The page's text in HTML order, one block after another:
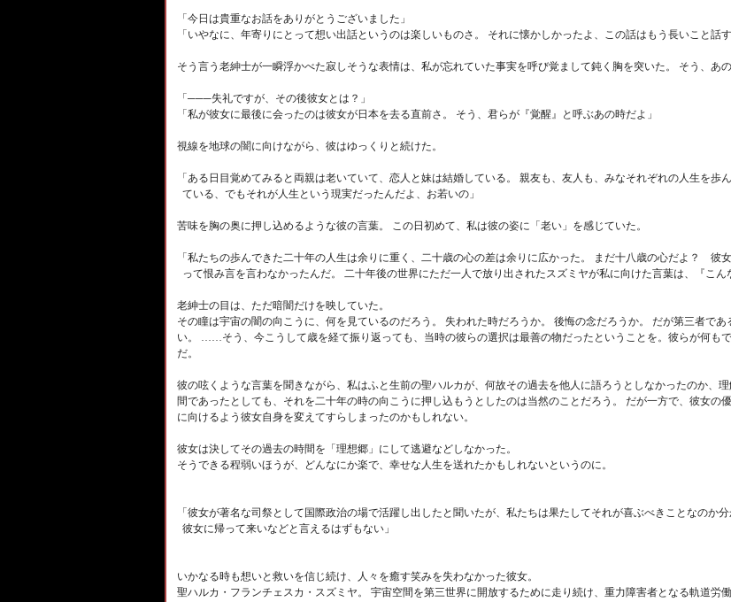
「今日は貴重なお話をありがとうございました」
「いやなに、年寄りにとって想い出話というのは楽しいものさ。 それに懐かしかったよ、この話はもう長いこと話
そう言う老紳士が一瞬浮かべた寂しそうな表情は、私が忘れていた事実を呼び覚まして鈍く胸を突いた。 そう、あ
「───失礼ですが、その後彼女とは？」
「私が彼女に最後に会ったのは彼女が日本を去る直前さ。 そう、君らが『覚醒』と呼ぶあの時だよ」
視線を地球の闇に向けながら、彼はゆっくりと続けた。
「ある日目覚めてみると両親は老いていて、恋人と妹は結婚している。 親友も、友人も、みなそれぞれの人生を
ている、でもそれが人生という現実だったんだよ、お若いの」
苦味を胸の奥に押し込めるような彼の言葉。 この日初めて、私は彼の姿に「老い」を感じていた。
「私たちの歩んできた二十年の人生は余りに重く、二十歳の心の差は余りに広かった。 まだ十八歳の心だよ？
って恨み言を言わなかったんだ。 二十年後の世界にただ一人で放り出されたスズミヤが私に向けた言葉は、『こん
老紳士の目は、ただ暗闇だけを映していた。
その瞳は宇宙の闇の向こうに、何を見ているのだろう。 失われた時だろうか。 後悔の念だろうか。 だが第三者で
い。 ……そう、今こうして歳を経て振り返っても、当時の彼らの選択は最善の物だったということを。彼らが何も
だ。
彼の呟くような言葉を聞きながら、私はふと生前の聖ハルカが、何故その過去を他人に語ろうとしなかったのか、
間であったとしても、それを二十年の時の向こうに押し込もうとしたのは当然のことだろう。 だが一方で、彼女
に向けるよう彼女自身を変えてすらしまったのかもしれない。
彼女は決してその過去の時間を「理想郷」にして逃避などしなかった。
そうできる程弱いほうが、どんなにか楽で、幸せな人生を送れたかもしれないというのに。
「彼女が著名な司祭として国際政治の場で活躍し出したと聞いたが、私たちは果たしてそれが喜ぶべきことなの
彼女に帰って来いなどと言えるはずもない」
いかなる時も想いと救いを信じ続け、人々を癒す笑みを失わなかった彼女。
聖ハルカ・フランチェスカ・スズミヤ。 宇宙空間を第三世界に開放するために走り続け、重力障害者となる軌道